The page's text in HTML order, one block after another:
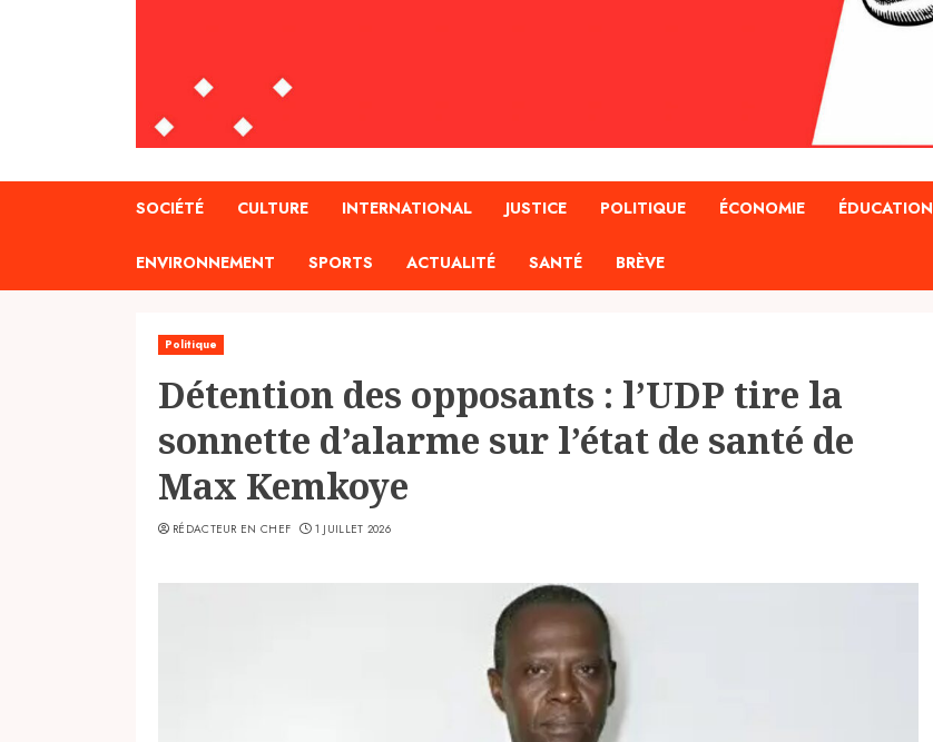
SOCIÉTÉ CULTURE INTERNATIONAL JUSTICE POLITIQUE ÉCONOMIE ÉDUCATION
ENVIRONNEMENT SPORTS ACTUALITÉ SANTÉ BRÈVE
Politique
Détention des opposants : l’UDP tire la
sonnette d’alarme sur l’état de santé de
Max Kemkoye
RÉDACTEUR EN CHEF 1 JUILLET 2026